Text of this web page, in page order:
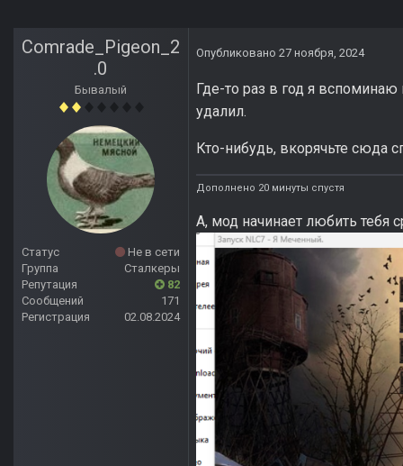
Comrade_Pigeon_2
.0
Бывалый
Статус
Не в сети
Группа
Сталкеры
Репутация
82
Сообщений
171
Регистрация
02.08.2024
Опубликовано 27 ноября, 2024
Где-то раз в год я
удалил.
Кто-нибудь, вкорячьте сюда
Дополнено 20 минуты спустя
А, мод начинает любить тебя